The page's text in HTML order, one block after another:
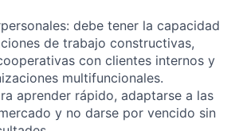
debe tener la capacidad
de trabajo constructivas,
con clientes internos y
multifuncionales.
aprender rápido, adaptarse a las
y no darse por vencido sin